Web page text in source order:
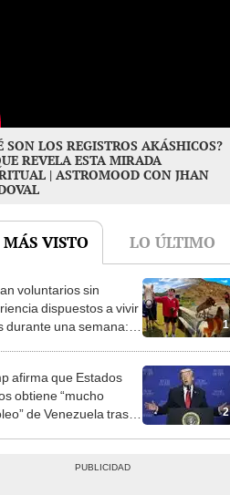
SON LOS REGISTROS AKÁSHICOS?
REVELA ESTA MIRADA
| ASTROMOOD CON JHAN
VISTO LO ÚLTIMO
1
voluntarios sin
dispuestos a vivir
durante una semana:
por 2 horas
2
afirma que Estados
obtiene “mucho
de Venezuela tras la